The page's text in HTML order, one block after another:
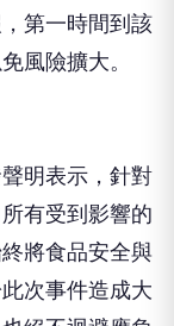
第一時間到該
風險擴大。
明表示，針對
有受到影響的
將食品安全與
次事件造成大